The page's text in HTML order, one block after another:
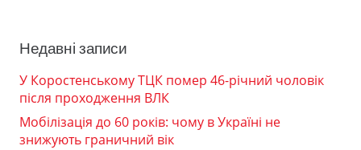
Недавні записи
У Коростенському ТЦК помер 46-річний чоловік
після проходження ВЛК
Мобілізація до 60 років: чому в Україні не
знижують граничний вік